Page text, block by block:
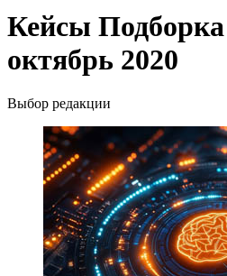
Кейсы Подборка
октябрь 2020
Выбор редакции